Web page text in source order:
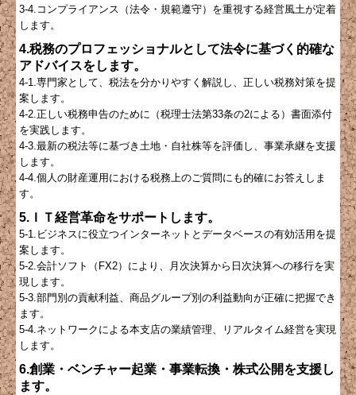
3-4.コンプライアンス（法令・規範遵守）を重視する経営風土が定着
します。
4.税務のプロフェッショナルとして法令に基づく的確な
アドバイスをします。
4-1.専門家として、税法を分かりやすく解説し、正しい税務対策を提
案します。
4-2.正しい税務申告のために（税理士法第33条の2による）書面添付
を実践します。
4-3.最新の税法等に基づき土地・自社株等を評価し、事業承継を支援
します。
4-4.個人の財産運用における税務上のご質問にも的確にお答えしま
す。
5.ＩＴ経営革命をサポートします。
5-1.ビジネスに役立つインターネットとデータベースの有効活用を提
案します。
5-2.会計ソフト（FX2）により、月次決算から日次決算への移行を実
現します。
5-3.部門別の貢献利益、商品グループ別の利益動向が正確に把握でき
ます。
5-4.ネットワークによる本支店の業績管理、リアルタイム経営を実現
します。
6.創業・ベンチャー起業・事業転換・株式公開を支援し
ます。